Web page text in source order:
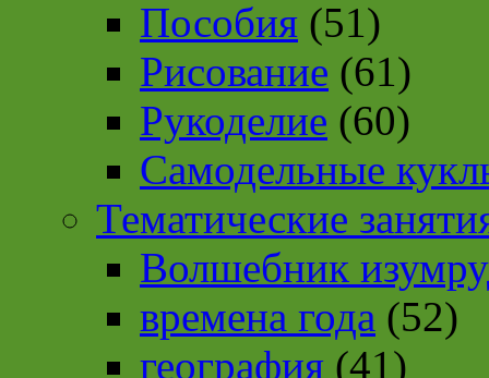
Пособия (51)
Рисование (61)
Рукоделие (60)
Самодельные
Тематические
Волшебник
времена года (52)
география (41)